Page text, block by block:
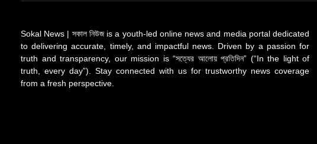
Sokal News | সকাল নিউজ is a youth-led online news and media portal dedicated
to delivering accurate, timely, and impactful news. Driven by a passion for
truth and transparency, our mission is “সত্যের আলোয় প্রতিদিন” (“In the light of
truth, every day”). Stay connected with us for trustworthy news coverage
from a fresh perspective.